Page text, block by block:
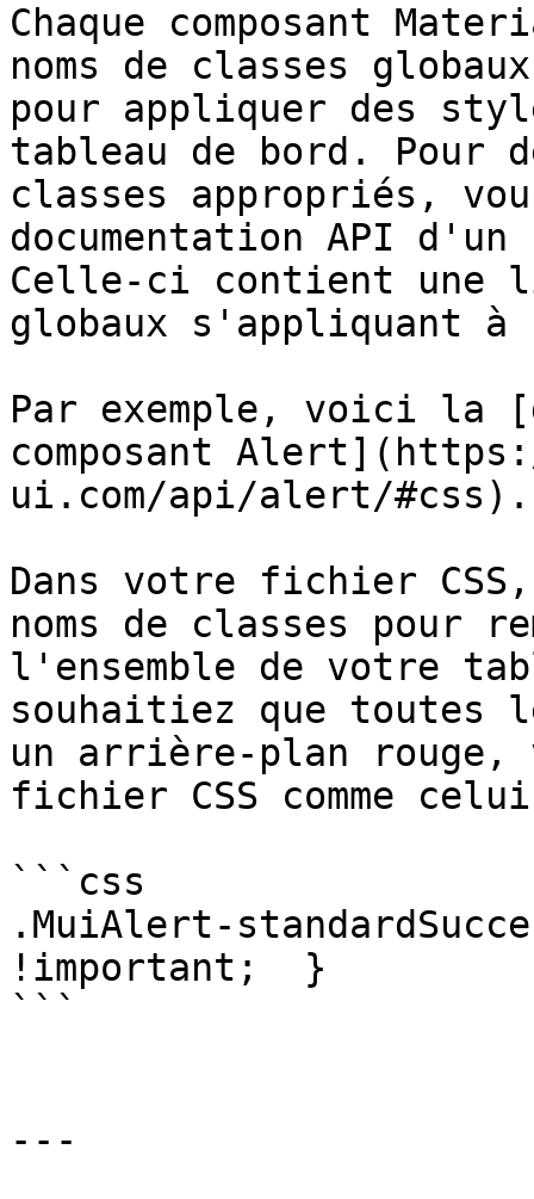
Chaque composant
noms de classes
pour appliquer des
tableau de bord. Pour
classes appropriés,
documentation API
Celle-ci contient une
globaux s'appliquant à
Par exemple, voici la
composant
ui.com/api/alert/#css).
Dans votre fichier
noms de classes pour
l'ensemble de votre
souhaitiez que toutes
un arrière-plan rouge,
fichier CSS comme
```css
.MuiAlert-
!important;  }
```
---